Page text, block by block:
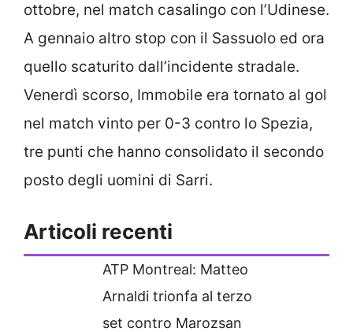
ottobre, nel match casalingo con l’Udinese.
A gennaio altro stop con il Sassuolo ed ora
quello scaturito dall’incidente stradale.
Venerdì scorso, Immobile era tornato al gol
nel match vinto per 0-3 contro lo Spezia,
tre punti che hanno consolidato il secondo
posto degli uomini di Sarri.
Articoli recenti
ATP Montreal: Matteo
Arnaldi trionfa al terzo
set contro Marozsan